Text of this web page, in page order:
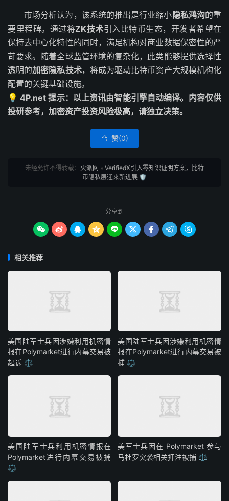
市场分析认为，该系统的推出是行业缩小隐私鸿沟的重
要里程碑。通过将ZK技术引入比特币生态，开发者希望在
保持去中心化特性的同时，满足机构对商业数据保密性的严
苛要求。随着全球监管环境的复杂化，此类能够提供选择性
透明的加密隐私技术，将成为驱动比特币资产大规模机构化
配置的关键基础设施。
💡 4P.net 提示：以上资讯由智能引擎自动编译。内容仅供
投研参考，加密资产投资风险极高，请独立决策。
 赞(0)
未经允许不得转载： 火派网 » VerifiedX引入零知识证明方案，比特
币隐私层迎来新进展 🛡️
分享到
        
相关推荐
美国陆军士兵因涉嫌利用机密情
报在Polymarket进行内幕交易被
起诉 ⚖️
美国陆军士兵因涉嫌利用机密情
报在Polymarket进行内幕交易被
捕 ⚖️
美国陆军士兵利用机密情报在
Polymarket进行内幕交易被捕
⚖️
美军士兵因在 Polymarket 参与
马杜罗突袭相关押注被捕 ⚖️